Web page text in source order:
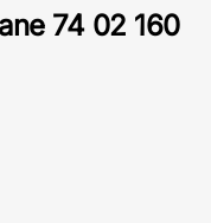
74 02 160